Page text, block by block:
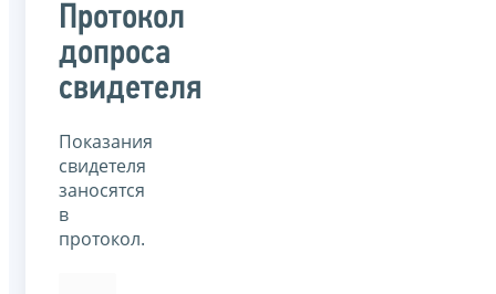
Протокол
допроса
свидетеля
Показания
свидетеля
заносятся
в
протокол.